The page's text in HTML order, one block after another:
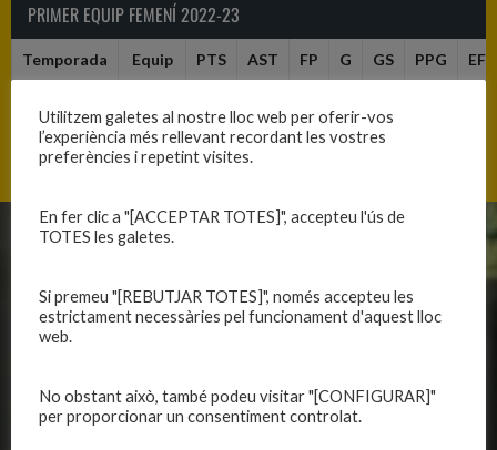
PRIMER EQUIP FEMENÍ 2022-23
Temporada Equip PTS AST FP G GS PPG EFF
Blanes
Història
Organització
Política de privadesa
Primer equip masculí
Primer equip femení
C.E. El Vilar
Utilitzem galetes al nostre lloc web per oferir-vos
l’experiència més rellevant recordant les vostres
preferències i repetint visites.
En fer clic a "[ACCEPTAR TOTES]", accepteu l'ús de
TOTES les galetes.
Si premeu "[REBUTJAR TOTES]", només accepteu les
estrictament necessàries pel funcionament d'aquest lloc
web.
No obstant això, també podeu visitar "[CONFIGURAR]"
per proporcionar un consentiment controlat.